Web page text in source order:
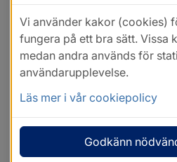
Vi använder kakor (cookies)
fungera på ett bra sätt. Vissa
medan andra används för
användarupplevelse.
Läs mer i vår cookiepolicy
Godkänn